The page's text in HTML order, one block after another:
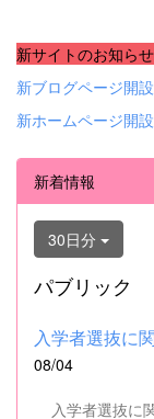
新サイトのお知ら
新ブログページ開設
新ホームページ開設
新着情報
30日分
パブリック
08/04
入学者選抜に